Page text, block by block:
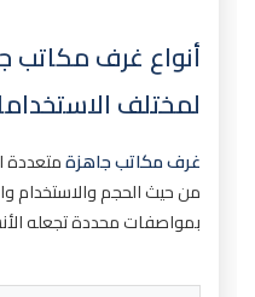
أنواع غرف مكاتب
لمختلف
غرف مكاتب جاهزةمتعددة
من حيث الحجم والاستخدام
بمواصفات محددة تجعله